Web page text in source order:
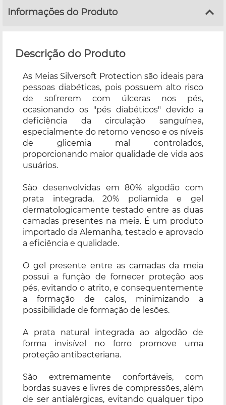
Informações do Produto
Descrição do Produto
As Meias Silversoft Protection são ideais para
pessoas diabéticas, pois possuem alto risco
de sofrerem com úlceras nos pés,
ocasionando os "pés diabéticos" devido a
deficiência da circulação sanguínea,
especialmente do retorno venoso e os níveis
de glicemia mal controlados,
proporcionando maior qualidade de vida aos
usuários.
São desenvolvidas em 80% algodão com
prata integrada, 20% poliamida e gel
dermatologicamente testado entre as duas
camadas presentes na meia. É um produto
importado da Alemanha, testado e aprovado
a eficiência e qualidade.
O gel presente entre as camadas da meia
possui a função de fornecer proteção aos
pés, evitando o atrito, e consequentemente
a formação de calos, minimizando a
possibilidade de formação de lesões.
A prata natural integrada ao algodão de
forma invisível no forro promove uma
proteção antibacteriana.
São extremamente confortáveis, com
bordas suaves e livres de compressões, além
de ser antialérgicas, evitando qualquer tipo